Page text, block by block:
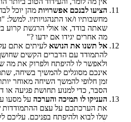
הציעו לבנכם אפשרויות מהן יוכל
מחשבותיו ו/או התנהגויותיו.
שאתה בודד, או אולי הרגשת קרוע
מה אחרים יגידו אם ידעו ?"
אל תשנו את הנושא לעיתים אתם
להתמודד עם הדברים הקשים
ולאפשר לו להיפתח ולפרוק את מה
אינכם מסוגלים להמשיך בשיחה,
זמן חלופי להמשך השיחה מאוחר
הסבר, כדי למנוע תחושת פגיעה או
העניקו לו תמיכה והערכה על מסעו
את הערכתכם על עצם ההתמודדות
שלו לבוא ולהיפתח בפניכם. עליכם